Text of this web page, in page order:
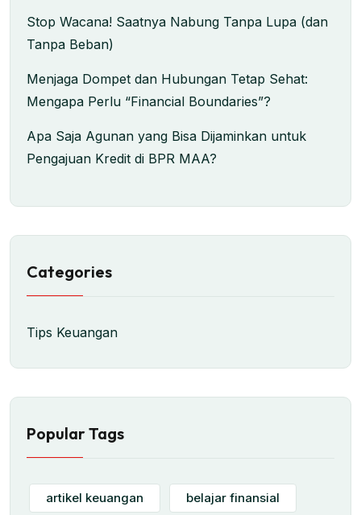
Stop Wacana! Saatnya Nabung Tanpa Lupa (dan
Tanpa Beban)
Menjaga Dompet dan Hubungan Tetap Sehat:
Mengapa Perlu “Financial Boundaries”?
Apa Saja Agunan yang Bisa Dijaminkan untuk
Pengajuan Kredit di BPR MAA?
Categories
Tips Keuangan
Popular Tags
artikel keuangan belajar finansial